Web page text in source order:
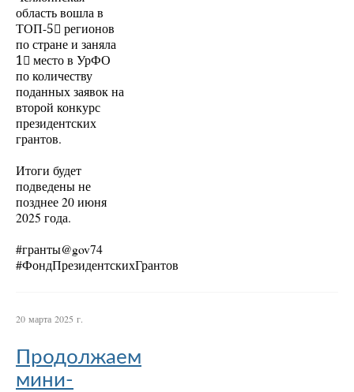
область вошла в
ТОП-5⃣ регионов
по стране и заняла
1⃣ место в УрФО
по количеству
поданных заявок на
второй конкурс
президентских
грантов.
Итоги будет
подведены не
позднее 20 июня
2025 года.
#гранты@gov74
#ФондПрезидентскихГрантов
20 марта 2025 г.
Продолжаем
мини-